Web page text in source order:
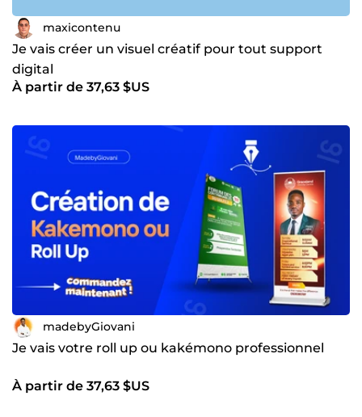
maxicontenu
Je vais créer un visuel créatif pour tout support
digital
À partir de 37,63 $US
madebyGiovani
Je vais votre roll up ou kakémono professionnel
À partir de 37,63 $US